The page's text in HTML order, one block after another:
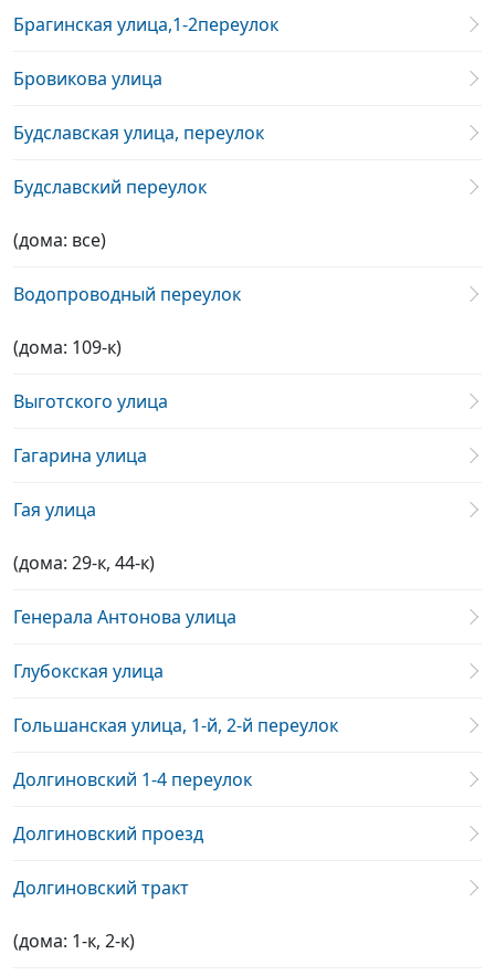
Брагинская улица,1-2переулок
Бровикова улица
Будславская улица, переулок
Будславский переулок
(дома: все)
Водопроводный переулок
(дома: 109-к)
Выготского улица
Гагарина улица
Гая улица
(дома: 29-к, 44-к)
Генерала Антонова улица
Глубокская улица
Гольшанская улица, 1-й, 2-й переулок
Долгиновский 1-4 переулок
Долгиновский проезд
Долгиновский тракт
(дома: 1-к, 2-к)